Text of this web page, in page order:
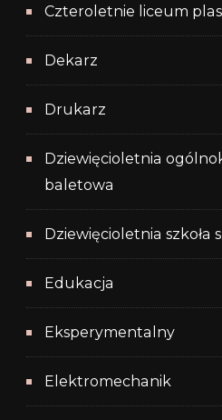
Czteroletnie liceum
Dekarz
Drukarz
Dziewięcioletnia
baletowa
Dziewięcioletnia szkoła
Edukacja
Eksperymentalny
Elektromechanik